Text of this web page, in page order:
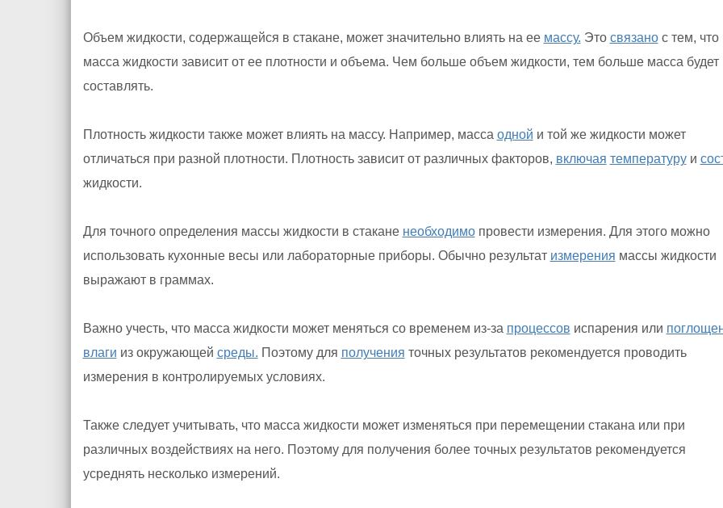
Объем жидкости, содержащейся в стакане, может значительно влиять на ее массу. Это связанос тем, что
масса жидкости зависит от ее плотности и объема. Чем больше объем жидкости, тем больше масса будет
составлять.
Плотность жидкости также может влиять на массу. Например, масса одной и той же жидкости может
отличаться при разной плотности. Плотность зависит от различных факторов, включая температуруи
жидкости.
Для точного определения массы жидкости в стакане необходимопровести измерения. Для этого можно
использовать кухонные весы или лабораторные приборы. Обычно результат измерения массы жидкости
выражают в граммах.
Важно учесть, что масса жидкости может меняться со временем из-за процессов испарения или
влаги из окружающей среды. Поэтому для получения точных результатов рекомендуется проводить
измерения в контролируемых условиях.
Также следует учитывать, что масса жидкости может изменяться при перемещении стакана или при
различных воздействиях на него. Поэтому для получения более точных результатов рекомендуется
усреднять несколько измерений.